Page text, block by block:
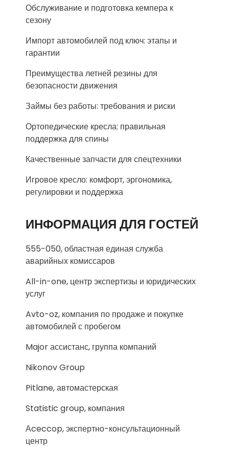
Обслуживание и подготовка кемпера к
сезону
Импорт автомобилей под ключ: этапы и
гарантии
Преимущества летней резины для
безопасности движения
Займы без работы: требования и риски
Ортопедические кресла: правильная
поддержка для спины
Качественные запчасти для спецтехники
Игровое кресло: комфорт, эргономика,
регулировки и поддержка
ИНФОРМАЦИЯ ДЛЯ ГОСТЕЙ
555-050, областная единая служба
аварийных комиссаров
All-in-one, центр экспертизы и юридических
услуг
Avto-oz, компания по продаже и покупке
автомобилей с пробегом
Major ассистанс, группа компаний
Nikonov Group
Pitlane, автомастерская
Statistic group, компания
Аceccop, экспертно-консультационный
центр